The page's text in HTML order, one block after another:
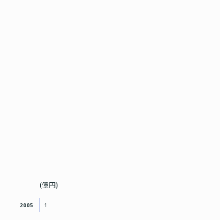
(億円)
1
2005